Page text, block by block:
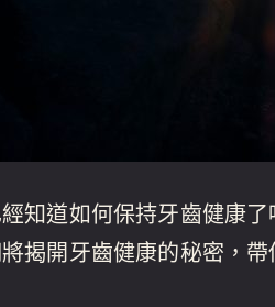
知道如何保持牙齒健康
揭開牙齒健康的秘密，